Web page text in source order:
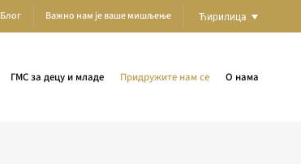
Блог Важно нам је ваше мишљење Ћирилица
ГМС за децу и младе Придружите нам се О нама